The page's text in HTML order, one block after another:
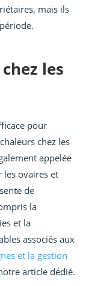
mais ils
les
pour
chez les
appelée
les ovaires et
de
la
et la
associés aux
et la gestion
article dédié.